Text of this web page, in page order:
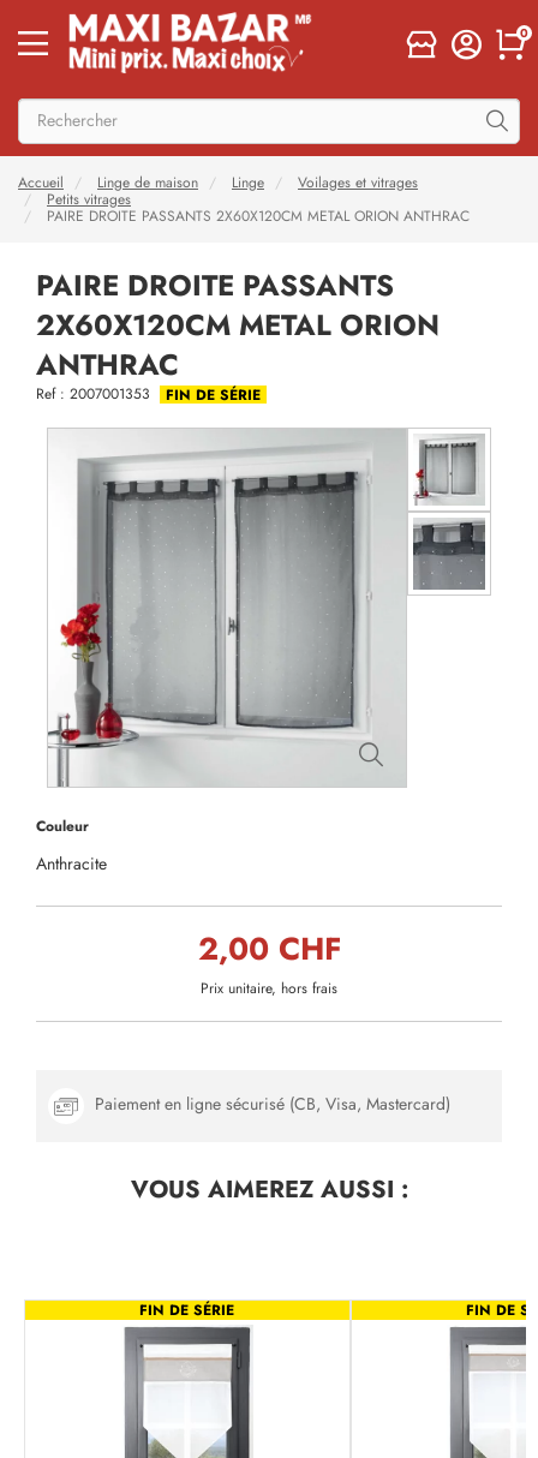
0
Accueil Linge de maison Linge
Voilages et vitrages
Petits vitrages
PAIRE DROITE PASSANTS 2X60X120CM METAL ORION ANTHRAC
PAIRE DROITE PASSANTS
2X60X120CM METAL ORION
ANTHRAC
Ref : 2007001353 FIN DE SÉRIE
Couleur
Anthracite
2,00 CHF
Prix unitaire, hors frais
Paiement en ligne sécurisé (CB, Visa, Mastercard)
VOUS AIMEREZAUSSI :
FIN DE SÉRIE FIN DE